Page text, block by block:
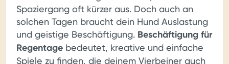
Spaziergang oft kürzer aus. Doch auch an
solchen Tagen braucht dein Hund Auslastung
und geistige Beschäftigung. Beschäftigung für
Regentage bedeutet, kreative und einfache
Spiele zu finden, die deinem Vierbeiner auch